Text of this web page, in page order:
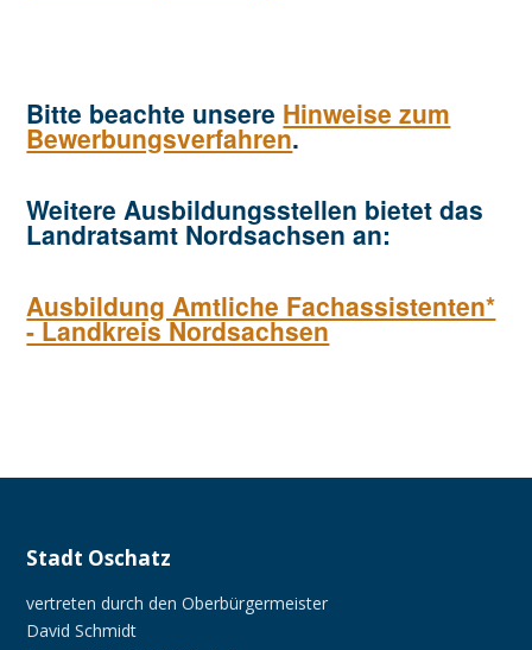
Bitte beachte unsere Hinweise zum
Bewerbungsverfahren.
Weitere Ausbildungsstellen bietet das
Landratsamt Nordsachsen an:
Ausbildung Amtliche Fachassistenten*
- Landkreis Nordsachsen
Stadt Oschatz
vertreten durch den Oberbürgermeister
David Schmidt